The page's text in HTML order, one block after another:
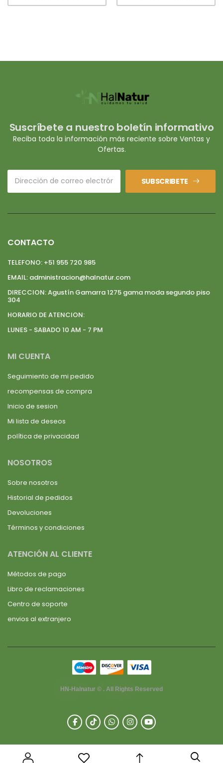
Suscríbete a nuestro boletín informativo
Reciba toda la información más reciente sobre Ventas y
Ofertas.
SUBSCRIBETE
CONTACTO
TELEFONO: +51 955 720 985
EMAIL: administracion@halnatur.com
DIRECCION:Agustín Gamarra 1275 gama moda segundo piso
304
HORARIO DE ATENCION:
LUNES - SABADO 10 AM - 7 PM
MI CUENTA
Seguimiento de mi pedido
recompensas de compra
Inicio de sesion
Mi lista de deseos
política de privacidad
NOSOTROS
Sobre nosotros
Historial de pedidos
Devoluciones
Términos y condiciones
ATENCIÓN AL CLIENTE
Métodos de pago
Libro de reclamaciones
Centro de soporte
envios al extranjero
HN-Halnatur © . All Rights Reserved